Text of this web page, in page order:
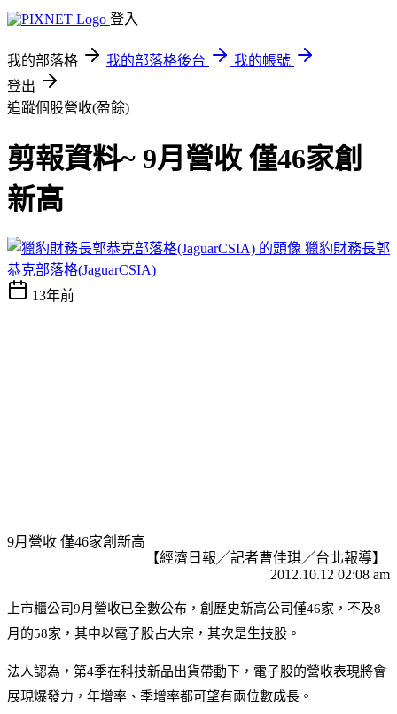
登入
我的部落格 我的部落格後台
我的帳號
登出
追蹤個股營收(盈餘)
剪報資料~ 9月營收 僅46家創
新高
獵豹財務長郭
恭克部落格(JaguarCSIA)
13年前
9月營收 僅46家創新高
【經濟日報╱記者曹佳琪／台北報導】
2012.10.12 02:08 am
上市櫃公司9月營收已全數公布，創歷史新高公司僅46家，不及8
月的58家，其中以電子股占大宗，其次是生技股。
法人認為，第4季在科技新品出貨帶動下，電子股的營收表現將會
展現爆發力，年增率、季增率都可望有兩位數成長。